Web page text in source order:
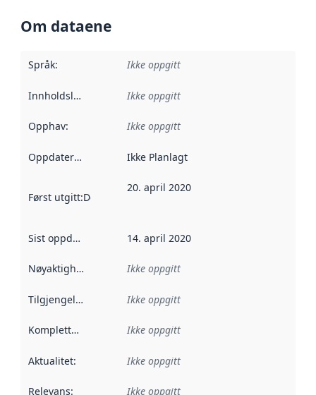
Om dataene
Språk: Ikke oppgitt
Innholdsleverandører :
Ikke oppgitt
Opphav: Ikke oppgitt
Oppdateringsfrekvens :
Ikke Planlagt
Først utgitt:Denne datoen sier når dataene i dette
20. april 2020
Sist oppdatert 14. april 2020
Nøyaktighet Ikke oppgitt
Tilgjengelighet Ikke oppgitt
Kompletthet Ikke oppgitt
Aktualitet: Ikke oppgitt
Relevans: Ikke oppgitt